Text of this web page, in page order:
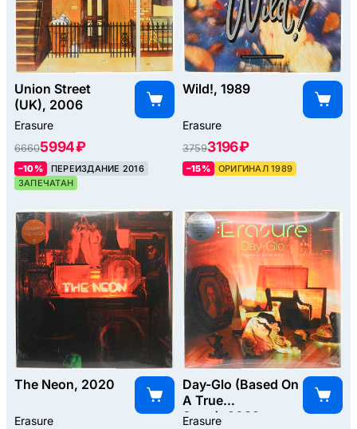
Union Street
(UK), 2006
Erasure
66605994 ₽
–10%
ПЕРЕИЗДАНИЕ 2016
ЗАПЕЧАТАН
Wild!, 1989
Erasure
37593196 ₽
–15% ОРИГИНАЛ 1989
The Neon, 2020
Erasure
Day-Glo (Based On
A True
Story), 2022
Erasure